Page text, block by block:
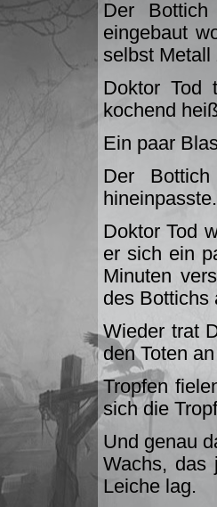
Der
eingebaut
selbst Metall
Doktor Tod
kochend
Ein paar
Der
hineinpasste.
Doktor Tod
er sich ein
Minuten
des Bottichs
Wieder trat
den Toten
Tropfen
sich die
Und genau
Wachs, das
Leiche lag.